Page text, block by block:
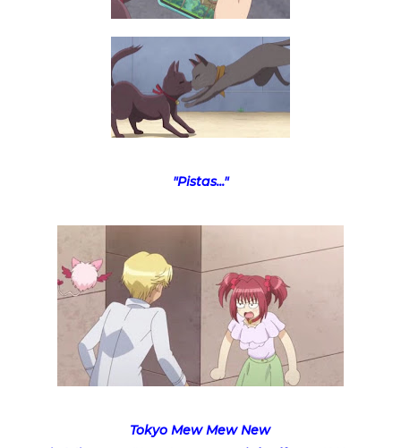
"Pistas..."
Tokyo Mew Mew New